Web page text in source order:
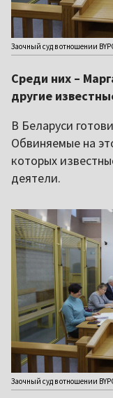
Заочный суд в отношении
Среди них –
другие
В Беларуси
Обвиняемые на
которых
деятели.
Заочный суд в отношении